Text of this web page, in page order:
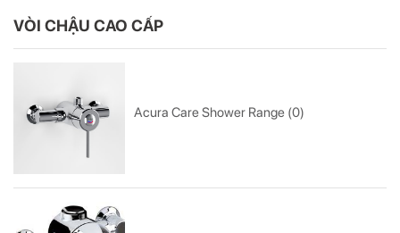
VÒI CHẬU CAO CẤP
Acura Care Shower Range (0)